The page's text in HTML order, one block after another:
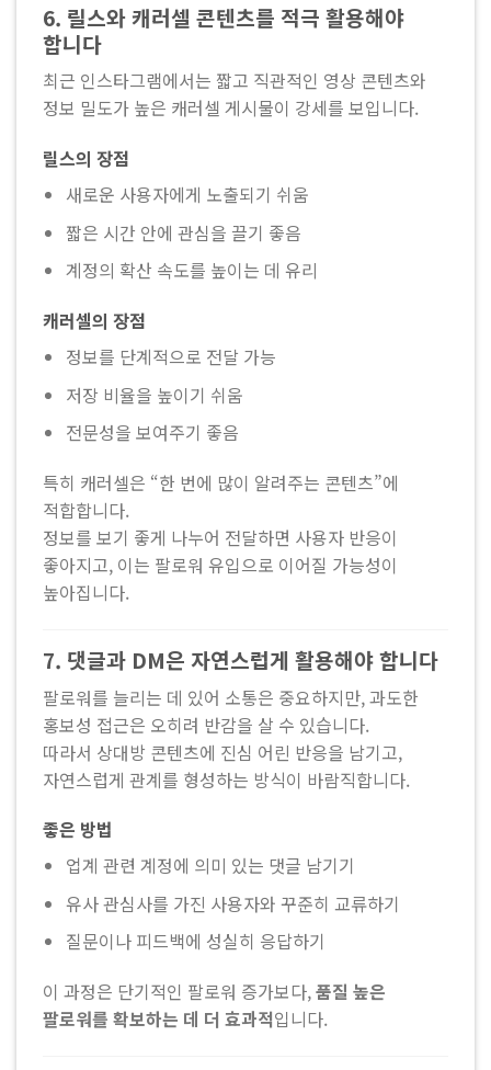
6. 릴스와 캐러셀 콘텐츠를 적극 활용해야
합니다
최근 인스타그램에서는 짧고 직관적인 영상 콘텐츠와
정보 밀도가 높은 캐러셀 게시물이 강세를 보입니다.
릴스의 장점
새로운 사용자에게 노출되기 쉬움
짧은 시간 안에 관심을 끌기 좋음
계정의 확산 속도를 높이는 데 유리
캐러셀의 장점
정보를 단계적으로 전달 가능
저장 비율을 높이기 쉬움
전문성을 보여주기 좋음
특히 캐러셀은 “한 번에 많이 알려주는 콘텐츠”에
적합합니다.
정보를 보기 좋게 나누어 전달하면 사용자 반응이
좋아지고, 이는 팔로워 유입으로 이어질 가능성이
높아집니다.
7. 댓글과 DM은 자연스럽게 활용해야 합니다
팔로워를 늘리는 데 있어 소통은 중요하지만, 과도한
홍보성 접근은 오히려 반감을 살 수 있습니다.
따라서 상대방 콘텐츠에 진심 어린 반응을 남기고,
자연스럽게 관계를 형성하는 방식이 바람직합니다.
좋은 방법
업계 관련 계정에 의미 있는 댓글 남기기
유사 관심사를 가진 사용자와 꾸준히 교류하기
질문이나 피드백에 성실히 응답하기
이 과정은 단기적인 팔로워 증가보다,품질 높은
팔로워를 확보하는 데 더 효과적입니다.